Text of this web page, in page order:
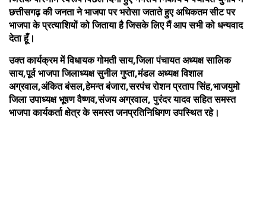
छत्तीसगढ़ की जनता ने भाजपा पर भरोसा जताते हुए अधिकतम सीट पर
भाजपा के प्रत्याशियों को जिताया है जिसके लिए मैं आप सभी को धन्यवाद
देता हूँ।
उक्त कार्यक्रम में विधायक गोमती साय,जिला पंचायत अध्यक्ष सालिक
साय,पूर्व भाजपा जिलाध्यक्ष सुनील गुप्ता,मंडल अध्यक्ष विशाल
अग्रवाल,अंकित बंसल,हेमन्त बंजारा,सरपंच रोशन प्रताप सिंह,भाजयुमो
जिला उपाध्यक्ष भूषण वैष्णव,संजय अग्रवाल, पुरंदर यादव सहित समस्त
भाजपा कार्यकर्ता क्षेत्र के समस्त जनप्रतिनिधिगण उपस्थित रहे।